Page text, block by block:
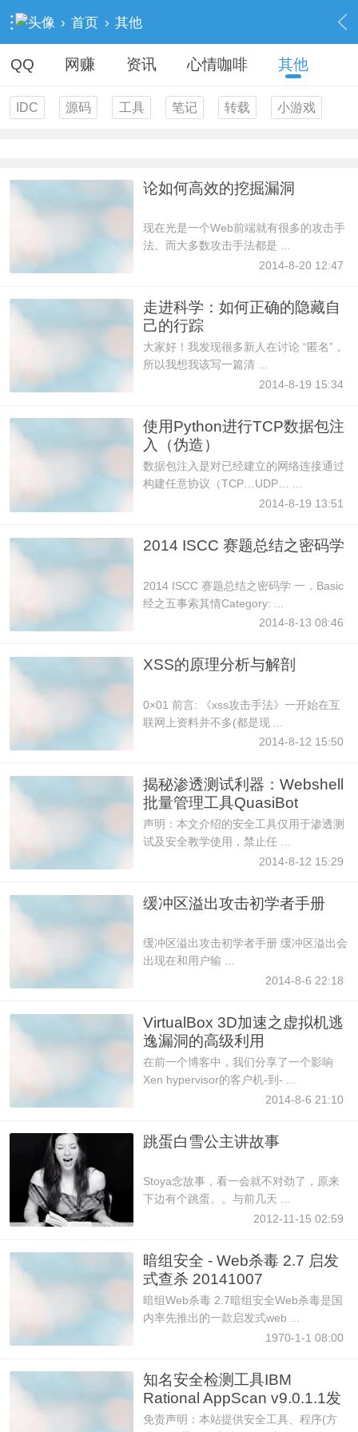
› 首页 › 其他
QQ 网赚 资讯 心情咖啡 其他
IDC 源码 工具 笔记 转载 小游戏
论如何高效的挖掘漏洞
现在光是一个Web前端就有很多的攻击手
法。而大多数攻击手法都是 ...
2014-8-20 12:47
走进科学：如何正确的隐藏自
己的行踪
大家好！我发现很多新人在讨论 “匿名”，
所以我想我该写一篇清 ...
2014-8-19 15:34
使用Python进行TCP数据包注
入（伪造）
数据包注入是对已经建立的网络连接通过
构建任意协议（TCP…UDP… ...
2014-8-19 13:51
2014 ISCC 赛题总结之密码学
2014 ISCC 赛题总结之密码学 一．Basic
经之五事索其情Category: ...
2014-8-13 08:46
XSS的原理分析与解剖
0×01 前言: 《xss攻击手法》一开始在互
联网上资料并不多(都是现 ...
2014-8-12 15:50
揭秘渗透测试利器：Webshell
批量管理工具QuasiBot
声明：本文介绍的安全工具仅用于渗透测
试及安全教学使用，禁止任 ...
2014-8-12 15:29
缓冲区溢出攻击初学者手册
缓冲区溢出攻击初学者手册 缓冲区溢出会
出现在和用户输 ...
2014-8-6 22:18
VirtualBox 3D加速之虚拟机逃
逸漏洞的高级利用
在前一个博客中，我们分享了一个影响
Xen hypervisor的客户机-到- ...
2014-8-6 21:10
跳蛋白雪公主讲故事
Stoya念故事，看一会就不对劲了，原来
下边有个跳蛋。。与前几天 ...
2012-11-15 02:59
暗组安全 - Web杀毒 2.7 启发
式查杀 20141007
暗组Web杀毒 2.7暗组安全Web杀毒是国
内率先推出的一款启发式web ...
1970-1-1 08:00
知名安全检测工具IBM
Rational AppScan v9.0.1.1发
布
免责声明：本站提供安全工具、程序(方